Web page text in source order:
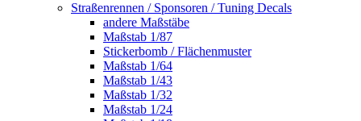
Straßenrennen / Sponsoren / Tuning Decals
andere Maßstäbe
Maßstab 1/87
Stickerbomb / Flächenmuster
Maßstab 1/64
Maßstab 1/43
Maßstab 1/32
Maßstab 1/24